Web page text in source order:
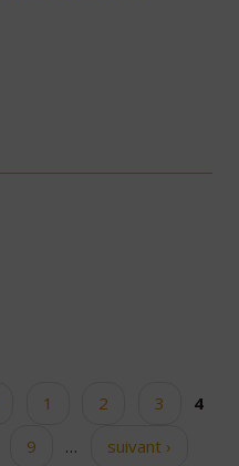
1 2 3
4
9 …
suivant ›